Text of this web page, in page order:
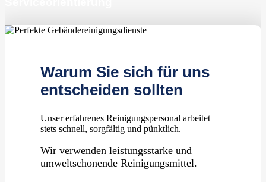
1
zufriedene Kunden
Warum Sie sich für uns
entscheiden sollten
Unser erfahrenes Reinigungspersonal arbeitet
stets schnell, sorgfältig und pünktlich.
Wir verwenden leistungsstarke und
umweltschonende Reinigungsmittel.